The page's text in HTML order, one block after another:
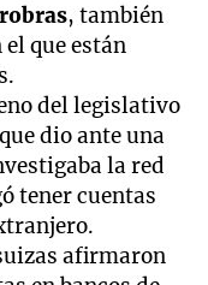
, también
que están
del legislativo
dio ante una
la red
tener cuentas
afirmaron